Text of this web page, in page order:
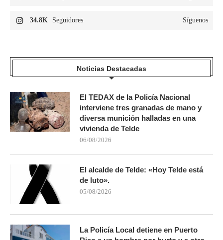
34.8K Seguidores Síguenos
Noticias Destacadas
El TEDAX de la Policía Nacional
interviene tres granadas de mano y
diversa munición halladas en una
vivienda de Telde
06/08/2026
El alcalde de Telde: «Hoy Telde está
de luto».
05/08/2026
La Policía Local detiene en Puerto